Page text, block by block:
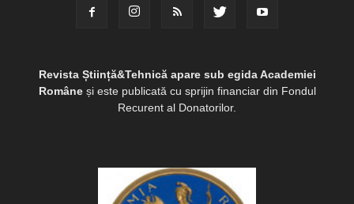
Revista Știință&Tehnică apare sub egida Academiei
Româneși este publicată cu sprijin financiar din Fondul
Recurent al Donatorilor.